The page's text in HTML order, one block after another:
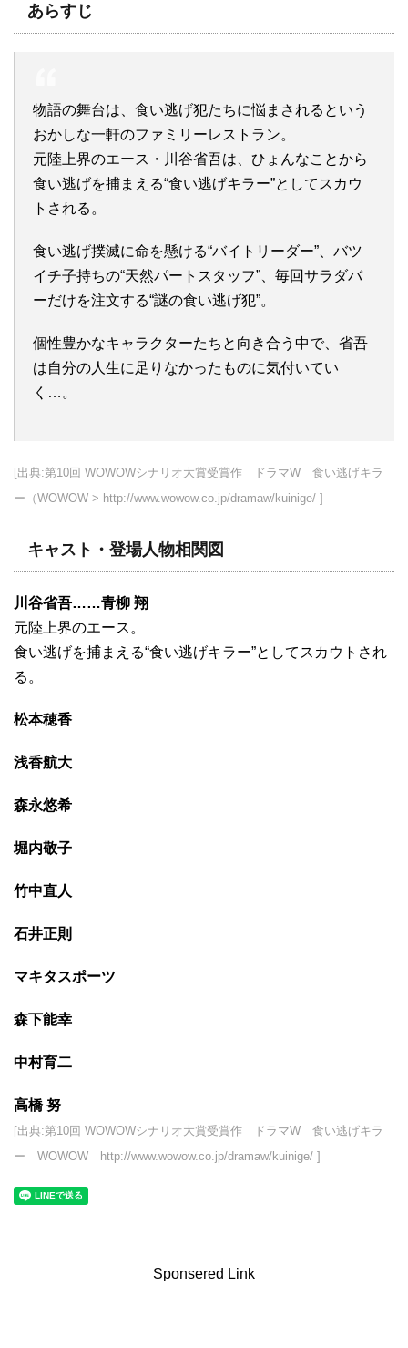
あらすじ
物語の舞台は、食い逃げ犯たちに悩まされるという
おかしな一軒のファミリーレストラン。
元陸上界のエース・川谷省吾は、ひょんなことから
食い逃げを捕まえる“食い逃げキラー”としてスカウ
トされる。
食い逃げ撲滅に命を懸ける“バイトリーダー”、バツ
イチ子持ちの“天然パートスタッフ”、毎回サラダバ
ーだけを注文する“謎の食い逃げ犯”。
個性豊かなキャラクターたちと向き合う中で、省吾
は自分の人生に足りなかったものに気付いてい
く…。
[出典:第10回 WOWOWシナリオ大賞受賞作 ドラマW 食い逃げキラ
ー（WOWOW > http://www.wowow.co.jp/dramaw/kuinige/ ]
キャスト・登場人物相関図
川谷省吾……青柳 翔
元陸上界のエース。
食い逃げを捕まえる“食い逃げキラー”としてスカウトされ
る。
松本穂香
浅香航大
森永悠希
堀内敬子
竹中直人
石井正則
マキタスポーツ
森下能幸
中村育二
高橋 努
[出典:第10回 WOWOWシナリオ大賞受賞作 ドラマW 食い逃げキラ
ー WOWOW http://www.wowow.co.jp/dramaw/kuinige/ ]
Sponsered Link